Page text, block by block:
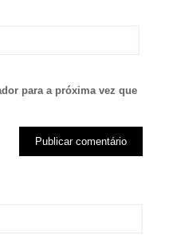
para a próxima vez que